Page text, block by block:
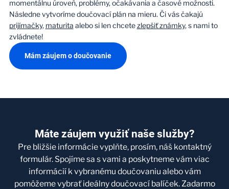
momentálnu úroveň, problémy, očakávania a časové možnosti.
Následne vytvoríme doučovací plán na mieru. Či vás čakajú
prijímačky, maturita alebo si len chcetezlepšiť známky, s nami to
zvládnete!
Mám záujem o doučovanie
Máte záujem využiť naše služby?
Pre bližšie informácie vyplňte, prosím, náš kontaktný
formulár. Spojíme sa s vami a poskytneme vám viac
informácií k vybranému doučovaniu alebo vám
pomôžeme vybrať ideálny doučovací balíček. Zadarmo